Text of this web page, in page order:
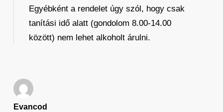
Egyébként a rendelet úgy szól, hogy csak
tanítási idő alatt (gondolom 8.00-14.00
között) nem lehet alkoholt árulni.
Evancod